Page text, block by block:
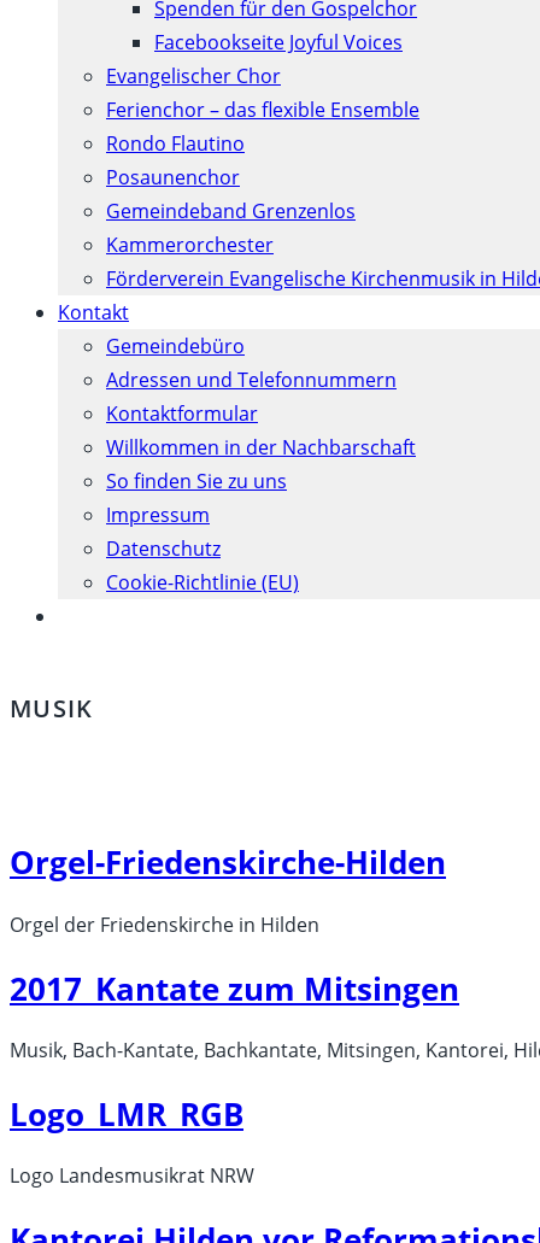
Spenden für den Gospelchor
Facebookseite Joyful Voices
Evangelischer Chor
Ferienchor – das flexible Ensemble
Rondo Flautino
Posaunenchor
Gemeindeband Grenzenlos
Kammerorchester
Förderverein Evangelische Kirchenmusik in
Kontakt
Gemeindebüro
Adressen und Telefonnummern
Kontaktformular
Willkommen in der Nachbarschaft
So finden Sie zu uns
Impressum
Datenschutz
Cookie-Richtlinie (EU)
MUSIK
Orgel-Friedenskirche-Hilden
Orgel der Friedenskirche in Hilden
2017_Kantate zum Mitsingen
Musik, Bach-Kantate, Bachkantate, Mitsingen, Kantorei,
Logo_LMR_RGB
Logo Landesmusikrat NRW